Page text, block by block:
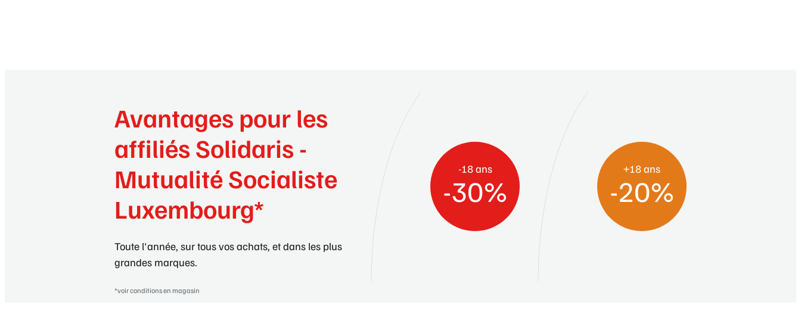
Avantages pour les
affiliés Solidaris -
Mutualité Socialiste
Luxembourg*
Toute l'année, sur tous vos achats, et dans les plus
grandes marques.
*voir conditions en magasin
-18 ans
-30%
+18 ans
-20%